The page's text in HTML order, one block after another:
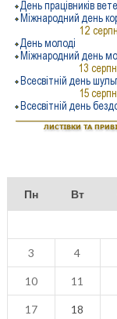
Пн Вт
3 4
10 11
17 18